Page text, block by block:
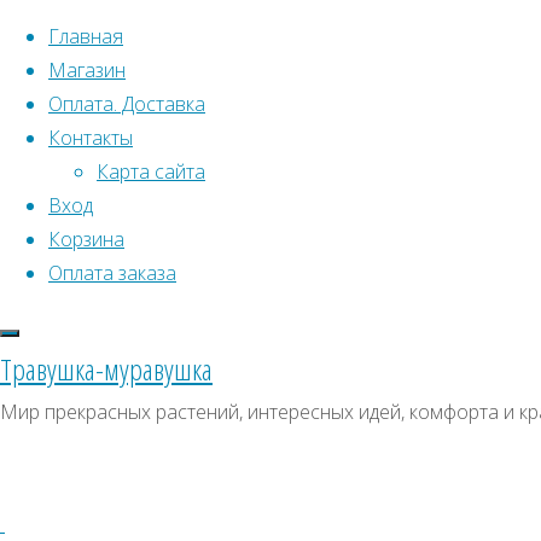
Перейти к содержимому
Главная
Магазин
Оплата. Доставка
Контакты
Карта сайта
Вход
Корзина
Оплата заказа
Травушка-муравушка
Мир прекрасных растений, интересных идей, комфорта и
Что искать:
Поиск
на
воде
Клумба
Искать:
СКИДКИ, АКЦИИ